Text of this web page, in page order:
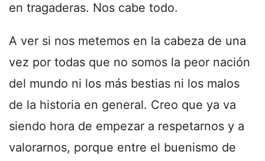
en tragaderas. Nos cabe todo.
A ver si nos metemos en la cabeza de una
vez por todas que no somos la peor nación
del mundo ni los más bestias ni los malos
de la historia en general. Creo que ya va
siendo hora de empezar a respetarnos y a
valorarnos, porque entre el buenismo de